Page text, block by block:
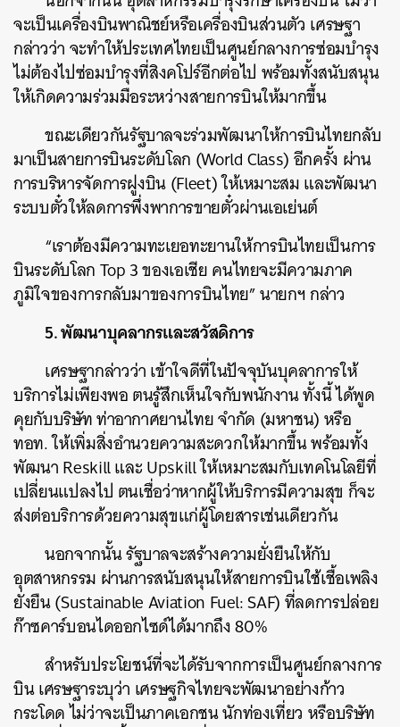
จะเป็นเครื่องบินพาณิชย์หรือเครื่องบินส่วนตัว เศรษฐา
กล่าวว่า จะทำให้ประเทศไทยเป็นศูนย์กลางการซ่อมบำรุง
ไม่ต้องไปซ่อมบำรุงที่สิงคโปร์อีกต่อไป พร้อมทั้งสนับสนุน
ให้เกิดความร่วมมือระหว่างสายการบินให้มากขึ้น
ขณะเดียวกันรัฐบาลจะร่วมพัฒนาให้การบินไทยกลับ
มาเป็นสายการบินระดับโลก (World Class) อีกครั้ง ผ่าน
การบริหารจัดการฝูงบิน (Fleet) ให้เหมาะสม และพัฒนา
ระบบตั๋วให้ลดการพึ่งพาการขายตั๋วผ่านเอเย่นต์
“เราต้องมีความทะเยอทะยานให้การบินไทยเป็นการ
บินระดับโลก Top 3 ของเอเชีย คนไทยจะมีความภาค
ภูมิใจของการกลับมาของการบินไทย” นายกฯ กล่าว
5. พัฒนาบุคลากรและสวัสดิการ
เศรษฐากล่าวว่า เข้าใจดีที่ในปัจจุบันบุคลาการให้
บริการไม่เพียงพอ ตนรู้สึกเห็นใจกับพนักงาน ทั้งนี้ ได้พูด
คุยกับบริษัท ท่าอากาศยานไทย จำกัด (มหาชน) หรือ
ทอท. ให้เพิ่มสิ่งอำนวยความสะดวกให้มากขึ้น พร้อมทั้ง
พัฒนา Reskill และ Upskill ให้เหมาะสมกับเทคโนโลยีที่
เปลี่ยนแปลงไป ตนเชื่อว่าหากผู้ให้บริการมีความสุข ก็จะ
ส่งต่อบริการด้วยความสุขแก่ผู้โดยสารเช่นเดียวกัน
นอกจากนั้น รัฐบาลจะสร้างความยั่งยืนให้กับ
อุตสาหกรรม ผ่านการสนับสนุนให้สายการบินใช้เชื้อเพลิง
ยั่งยืน (Sustainable Aviation Fuel: SAF) ที่ลดการปล่อย
ก๊าซคาร์บอนไดออกไซด์ได้มากถึง 80%
สำหรับประโยชน์ที่จะได้รับจากการเป็นศูนย์กลางการ
บิน เศรษฐาระบุว่า เศรษฐกิจไทยจะพัฒนาอย่างก้าว
กระโดด ไม่ว่าจะเป็นภาคเอกชน นักท่องเที่ยว หรือบริษัท